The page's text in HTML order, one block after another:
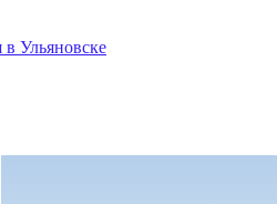
в Ульяновске